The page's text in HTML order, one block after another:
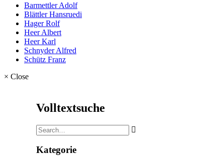
Barmettler Adolf
Blättler Hansruedi
Hager Rolf
Heer Albert
Heer Karl
Schnyder Alfred
Schütz Franz
× Close
Volltextsuche
Kategorie